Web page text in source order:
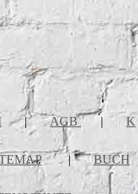
| AGB | K
| BUCH